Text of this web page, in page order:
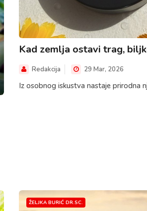
Kad zemlja ostavi trag,
Redakcija 29 Mar, 2026
Iz osobnog iskustva nastaje prirodna
ŽELJKA BURIĆ DR.SC.